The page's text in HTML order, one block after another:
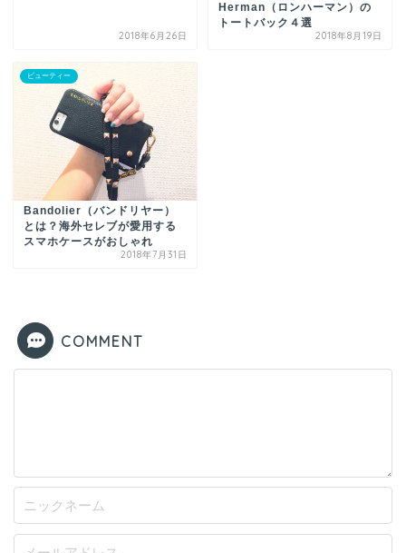
2018年6月26日
Herman（ロンハーマン）の
トートバック４選
2018年8月19日
ビューティー
Bandolier（バンドリヤー）
とは？海外セレブが愛用する
スマホケースがおしゃれ
2018年7月31日
COMMENT